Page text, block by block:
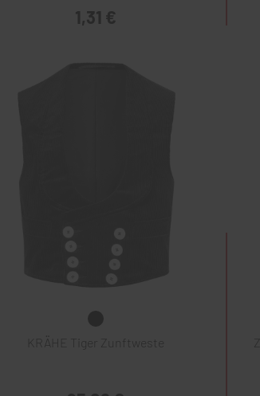
1,31 €
KRÄHE Tiger Zunftweste